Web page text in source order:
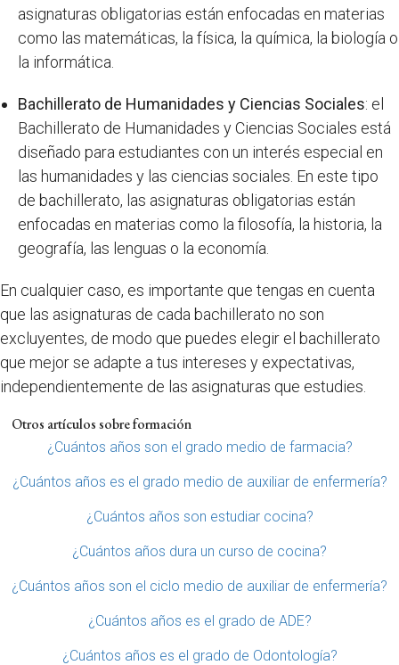
asignaturas obligatorias están enfocadas en materias
como las matemáticas, la física, la química, la biología o
la informática.
Bachillerato de Humanidades y Ciencias Sociales: el
Bachillerato de Humanidades y Ciencias Sociales está
diseñado para estudiantes con un interés especial en
las humanidades y las ciencias sociales. En este tipo
de bachillerato, las asignaturas obligatorias están
enfocadas en materias como la filosofía, la historia, la
geografía, las lenguas o la economía.
En cualquier caso, es importante que tengas en cuenta
que las asignaturas de cada bachillerato no son
excluyentes, de modo que puedes elegir el bachillerato
que mejor se adapte a tus intereses y expectativas,
independientemente de las asignaturas que estudies.
Otros artículos sobre formación
¿Cuántos años son el grado medio de farmacia?
¿Cuántos años es el grado medio de auxiliar de enfermería?
¿Cuántos años son estudiar cocina?
¿Cuántos años dura un curso de cocina?
¿Cuántos años son el ciclo medio de auxiliar de enfermería?
¿Cuántos años es el grado de ADE?
¿Cuántos años es el grado de Odontología?